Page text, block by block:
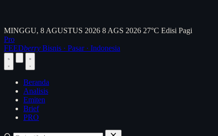
MINGGU, 8 AGUSTUS 2026 8 AGS 2026 27°C Edisi Pagi
Pro
FEEDberry Bisnis · Pasar · Indonesia
Beranda
Analisis
Emiten
Brief
PRO